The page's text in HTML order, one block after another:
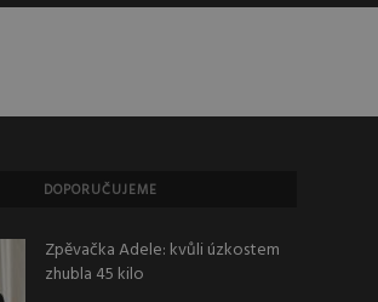
DOPORUČUJEME
Zpěvačka Adele: kvůli úzkostem
zhubla 45 kilo